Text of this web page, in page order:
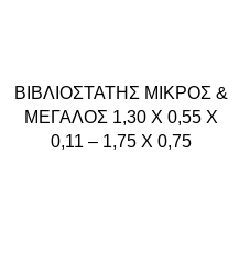
ΒΙΒΛΙΟΣΤΑΤΗΣ ΜΙΚΡΟΣ &
ΜΕΓΑΛΟΣ 1,30 X 0,55 X
0,11 – 1,75 X 0,75